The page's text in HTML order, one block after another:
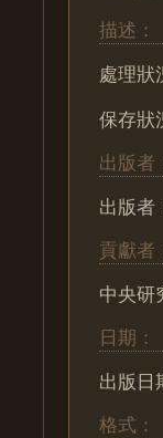
描述：
處理狀
保存狀
出版者
出版者
貢獻者
中央研
日期：
出版日
格式：